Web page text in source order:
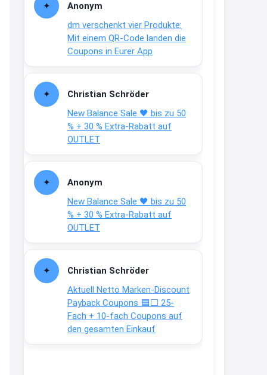
Anonym
dm verschenkt vier Produkte:
Mit einem QR-Code landen die
Coupons in Eurer App
Christian Schröder
New Balance Sale 🖤 bis zu 50
% + 30 % Extra-Rabatt auf
OUTLET
Anonym
New Balance Sale 🖤 bis zu 50
% + 30 % Extra-Rabatt auf
OUTLET
Christian Schröder
Aktuell Netto Marken-Discount
Payback Coupons 🟦⬜ 25-
Fach + 10-fach Coupons auf
den gesamten Einkauf
www.linda.de/vorteile/coupons/...
2:21
↩
Gratis Hitzewarn-Aufkleber /
verfärbt sich ab 28 Grad /siehe
Text weiter unten
shop.bioeg.de/aufkleber-
achtun...
↩
Joachim
Gratis personalisierte 7-Tage
Ration Micronährstoffe/ Vitamine
↩
Joachim